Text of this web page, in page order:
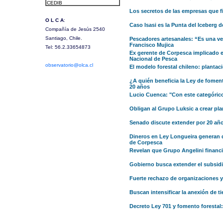
Los secretos de las empresas que
Caso Isasi es la Punta del Iceberg
Pescadores artesanales: “Es una
Francisco Mujica
Ex gerente de Corpesca implicado
Nacional de Pesca
El modelo forestal chileno:
¿A quién beneficia la Ley de
20 años
Lucio Cuenca: "Con este
Obligan al Grupo Luksic a crear
Senado discute extender por 20
Dineros en Ley Longueira
de Corpesca
Revelan que Grupo Angelini
Gobierno busca extender el
Fuerte rechazo de organizaciones
Buscan intensificar la anexión de
Decreto Ley 701 y fomento